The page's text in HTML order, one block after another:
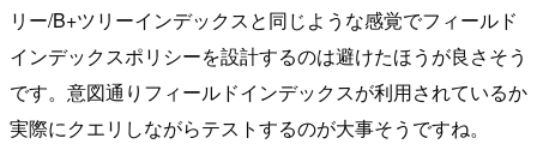
リー/B+ツリーインデックスと同じような感覚でフィールド
インデックスポリシーを設計するのは避けたほうが良さそう
です。意図通りフィールドインデックスが利用されているか
実際にクエリしながらテストするのが大事そうですね。